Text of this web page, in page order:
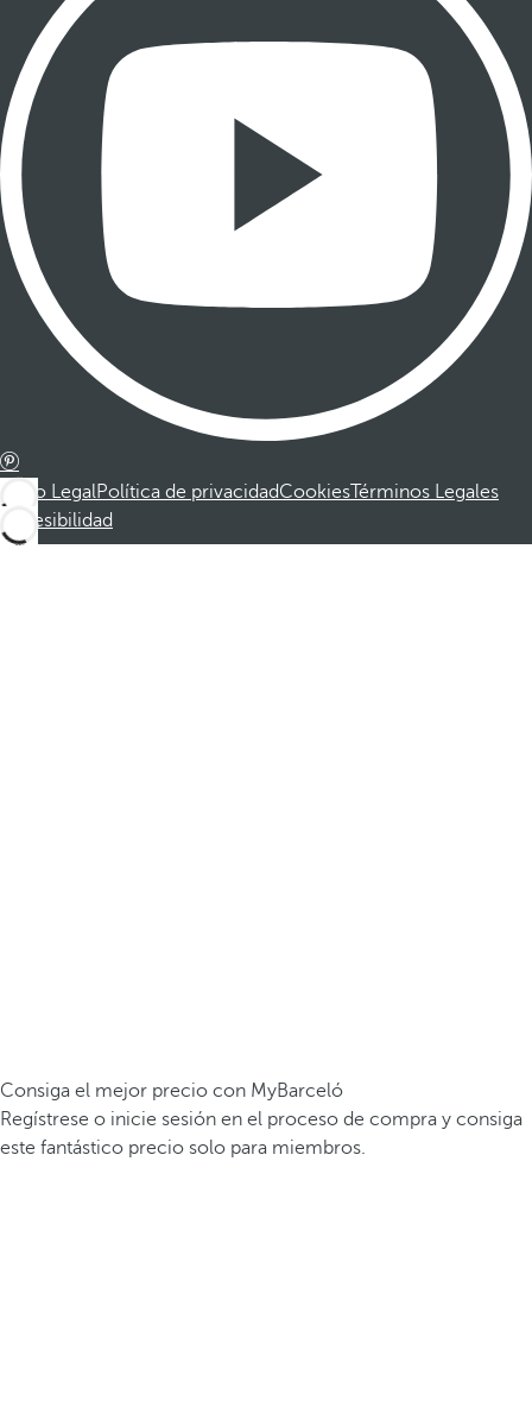
Aviso LegalPolítica de privacidadCookiesTérminos Legales
Accesibilidad
Consiga el mejor precio con MyBarceló
Regístrese o inicie sesión en el proceso de compra y consiga
este fantástico precio solo para miembros.